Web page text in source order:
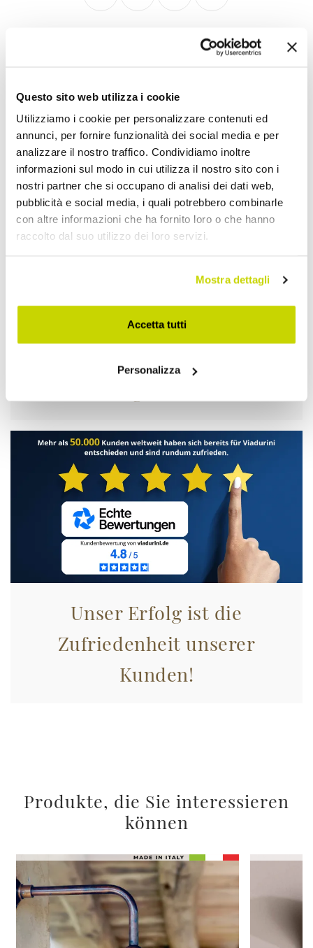
Questo sito web utilizza i cookie
Utilizziamo i cookie per personalizzare contenuti ed
annunci, per fornire funzionalità dei social media e per
analizzare il nostro traffico. Condividiamo inoltre
informazioni sul modo in cui utilizza il nostro sito con i
nostri partner che si occupano di analisi dei dati web,
pubblicità e social media, i quali potrebbero combinarle
con altre informazioni che ha fornito loro o che hanno
raccolto dal suo utilizzo dei loro servizi.
Mostra dettagli
Accetta tutti
Personalizza
Vintage Wandleuchten
Nur für kurze Zeit! Jetzt
Unser Erfolg ist die
Zufriedenheit unserer
Kunden!
Produkte, die Sie interessieren
können